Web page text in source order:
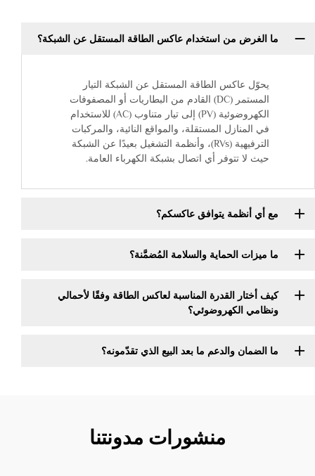
ما الغرض من استخدام عاكس الطاقة المستقل عن الشبكة؟
يحوّل عاكس الطاقة المستقل عن الشبكة التيار
المستمر (DC) القادم من البطاريات أو المصفوفات
الكهروضوئية (PV) إلى تيار متناوب (AC) للاستخدام
في المنازل المستقلة، والمواقع النائية، والمركبات
الترفيهية (RVs)، وأنظمة التشغيل بعيدًا عن الشبكة
حيث لا تتوفر أي اتصال بشبكة الكهرباء العامة.
مع أي أنظمة يتوافق عاكسكم؟
ما ميزات الحماية والسلامة المُضمَّنة؟
كيف أختار القدرة المناسبة لعاكس الطاقة وفقًا لأحمالي
ونظامي الكهروضوئي؟
ما الضمان والدعم ما بعد البيع الذي تقدّمونه؟
منشورات مدونتنا